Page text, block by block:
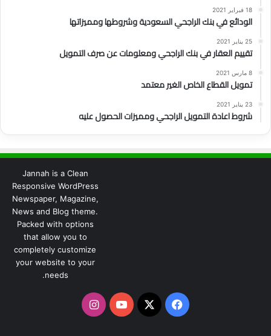
18 فبراير 2021
الودائع في بنك الراجحي السعودية وشروطها ومميزاتها
25 يناير 2021
تقييم العقار في بنك الراجحي ومعلومات عن صرف التمويل
8 مارس 2021
تمويل القطاع الخاص الغير معتمد
23 يناير 2021
شروط اعادة التمويل الراجحي ومميزات الحصول عليه
Jannah is a Clean
Responsive WordPress
Newspaper, Magazine,
News and Blog theme.
Packed with options
that allow you to
completely customize
your website to your
needs.
فيسبوك
‫X
‫YouTubeانستقرام